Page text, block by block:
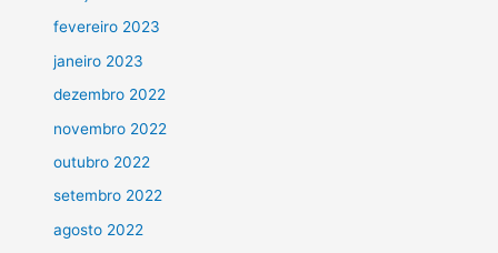
fevereiro 2023
janeiro 2023
dezembro 2022
novembro 2022
outubro 2022
setembro 2022
agosto 2022